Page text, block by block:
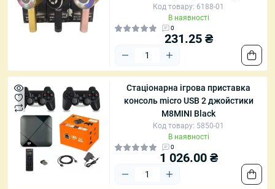
Код товару: 6188-01
В наявності
0
231.25 ₴
Стаціонарна ігрова приставка
консоль micro USB 2 джойстики
M8MINI Black
Код товару: 5850-01
В наявності
0
1 026.00 ₴